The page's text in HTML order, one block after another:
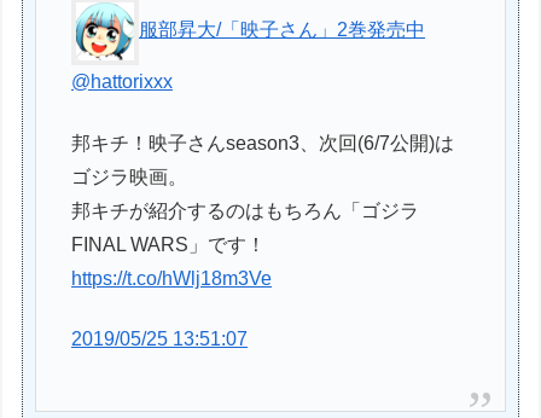
服部昇大/「映子さん」2巻発売中
@hattorixxx
邦キチ！映子さんseason3、次回(6/7公開)は
ゴジラ映画。
邦キチが紹介するのはもちろん「ゴジラ
FINAL WARS」です！
https://t.co/hWlj18m3Ve
2019/05/25 13:51:07